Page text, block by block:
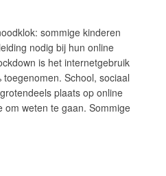
sommige kinderen
nodig bij hun online
is het internetgebruik
School, sociaal
plaats op online
om weten te gaan. Sommige